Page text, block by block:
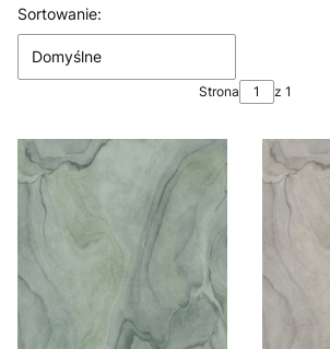
Lista produktów
Sortowanie:
Domyślne
Strona z 1